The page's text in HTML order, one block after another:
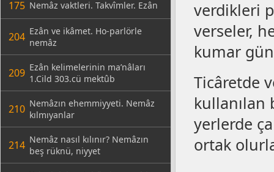
175 Nemâz vaktleri. Takvîmler. Ezân
204 Ezân ve ikâmet. Ho-parlörle
nemâz
209 Ezân kelimelerinin ma’nâları
1.Cild 303.cü mektûb
210 Nemâzın ehemmiyyeti. Nemâz
kılmıyanlar
214 Nemâz nasıl kılınır? Nemâzın
beş rüknü, niyyet
verdikleri
verseler,
kumar
Ticâretde
kullanılan
yerlerde
ortak